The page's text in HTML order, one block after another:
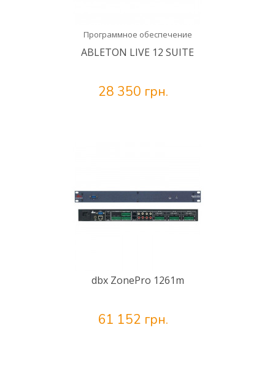
Программное обеспечение
ABLETON LIVE 12 SUITE
28 350 грн.
dbx ZonePro 1261m
61 152 грн.